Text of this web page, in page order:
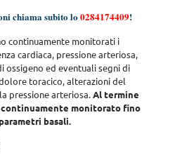
chiama subito lo0284174409!
continuamente monitorati i
cardiaca, pressione arteriosa,
ossigeno ed eventuali segni di
toracico, alterazioni del
pressione arteriosa.Al termine
monitorato fino
basali.